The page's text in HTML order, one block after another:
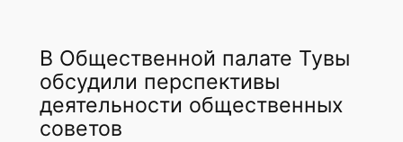
В Общественной палате Тувы
обсудили перспективы
деятельности общественных
советов